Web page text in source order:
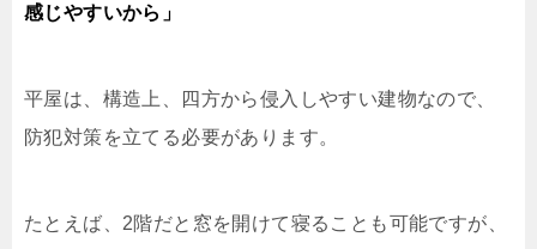
感じやすいから」
平屋は、構造上、四方から侵入しやすい建物なので、
防犯対策を立てる必要があります。
たとえば、2階だと窓を開けて寝ることも可能ですが、